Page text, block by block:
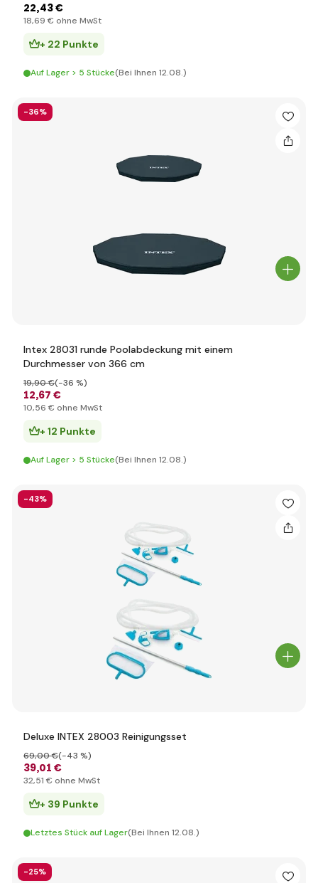
22,43 €
18,69 € ohne MwSt
+ 22 Punkte
Auf Lager > 5 Stücke(Bei Ihnen 12.08.)
-36%
Intex 28031 runde Poolabdeckung mit einem
Durchmesser von 366 cm
12,67 €
19,90 €(-36 %)
10,56 € ohne MwSt
+ 12 Punkte
Auf Lager > 5 Stücke(Bei Ihnen 12.08.)
-43%
Deluxe INTEX 28003 Reinigungsset
39,01 €
69,00 €(-43 %)
32,51 € ohne MwSt
+ 39 Punkte
Letztes Stück auf Lager(Bei Ihnen 12.08.)
-25%